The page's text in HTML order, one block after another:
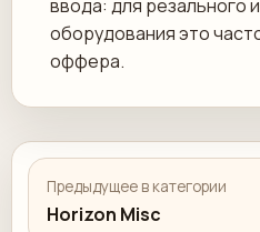
ввода: для резального
оборудования это
оффера.
Предыдущее в категории
Horizon Misc